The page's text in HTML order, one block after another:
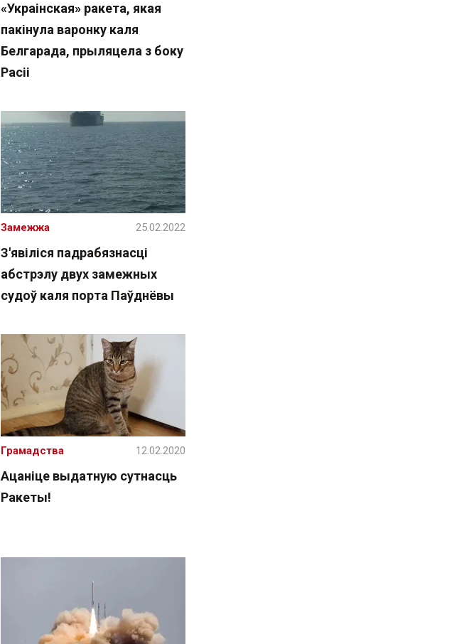
«Украінская» ракета, якая
пакінула варонку каля
Белгарада, прыляцела з боку
Расіі
З'явіліся падрабязнасці
абстрэлу двух замежных
судоў каля порта Паўднёвы
Замежжа 25.02.2022
Ацаніце выдатную сутнасць
Ракеты!
Грамадства 12.02.2020